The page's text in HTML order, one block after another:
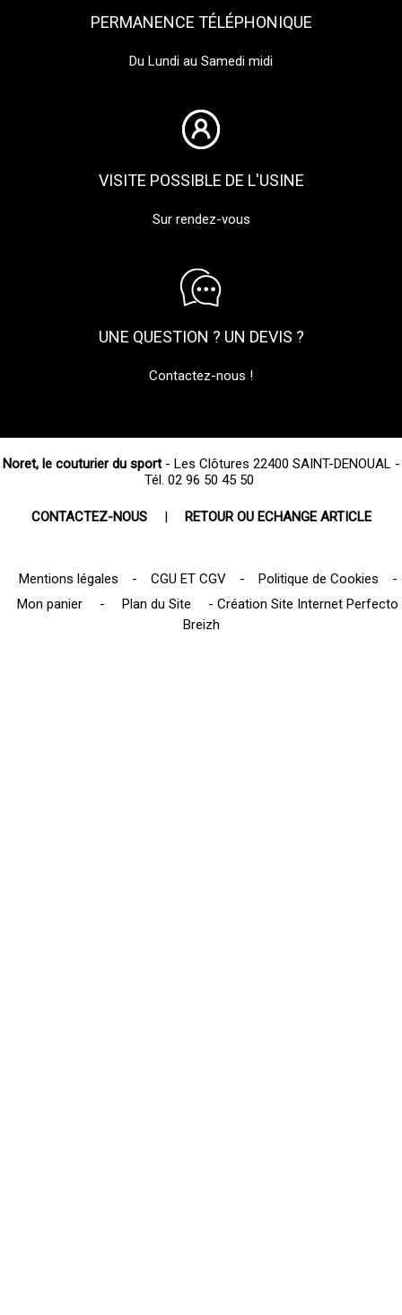
PERMANENCE TÉLÉPHONIQUE
Du Lundi au Samedi midi
VISITE POSSIBLE DE L'USINE
Sur rendez-vous
UNE QUESTION ? UN DEVIS ?
Contactez-nous !
Noret, le couturier du sport- Les Clôtures 22400 SAINT-DENOUAL -
Tél. 02 96 50 45 50
CONTACTEZ-NOUS RETOUR OU ECHANGE ARTICLE
Mentions légales - CGU ET CGV - Politique de Cookies
-
Mon panier
- Plan du Site - Création Site Internet Perfecto
Breizh